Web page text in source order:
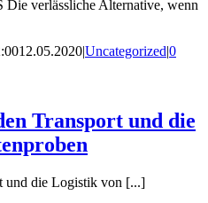
Die verlässliche Alternative, wenn
12.05.2020|Uncategorized|0
Transport und die
und die Logistik von [...]